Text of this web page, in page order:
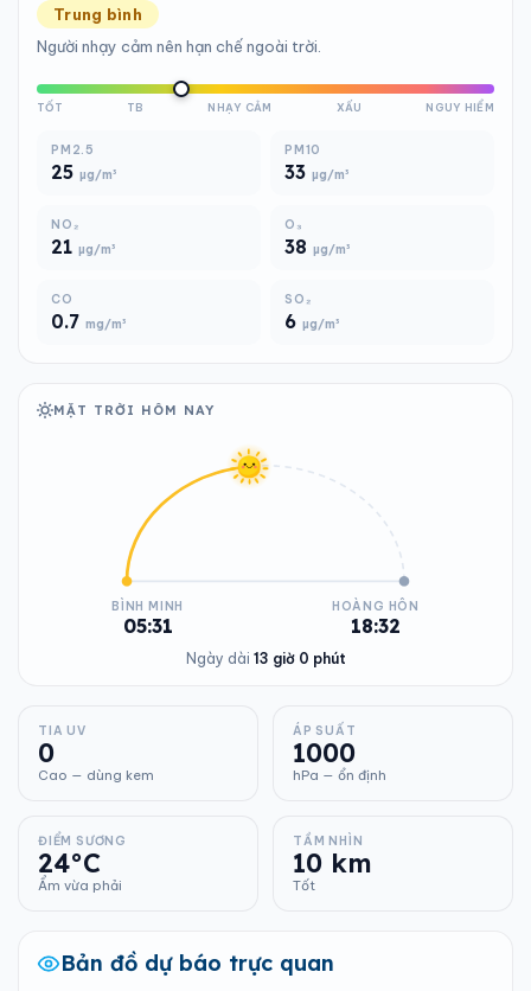
Trung bình
Người nhạy cảm nên hạn chế ngoài trời.
TỐT TB NHẠY CẢM XẤU NGUY HIỂM
PM2.5
25 µg/m³
PM10
33 µg/m³
NO₂
21 µg/m³
O₃
38 µg/m³
CO
0.7 mg/m³
SO₂
6 µg/m³
MẶT TRỜI HÔM NAY
BÌNH MINH
05:31
HOÀNG HÔN
18:32
Ngày dài 13 giờ 0 phút
TIA UV
0
Cao — dùng kem
ÁP SUẤT
1000
hPa — ổn định
ĐIỂM SƯƠNG
24°C
Ẩm vừa phải
TẦM NHÌN
10 km
Tốt
Bản đồ dự báo trực quan